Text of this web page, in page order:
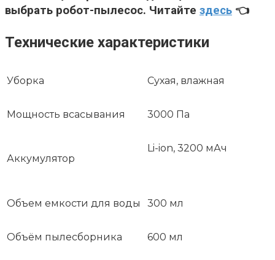
выбрать робот-пылесос. Читайте здесь 👈
Технические характеристики
Уборка Сухая, влажная
Мощность всасывания 3000 Па
Аккумулятор
Li-ion, 3200 мАч
Объем емкости для воды 300 мл
Объём пылесборника 600 мл